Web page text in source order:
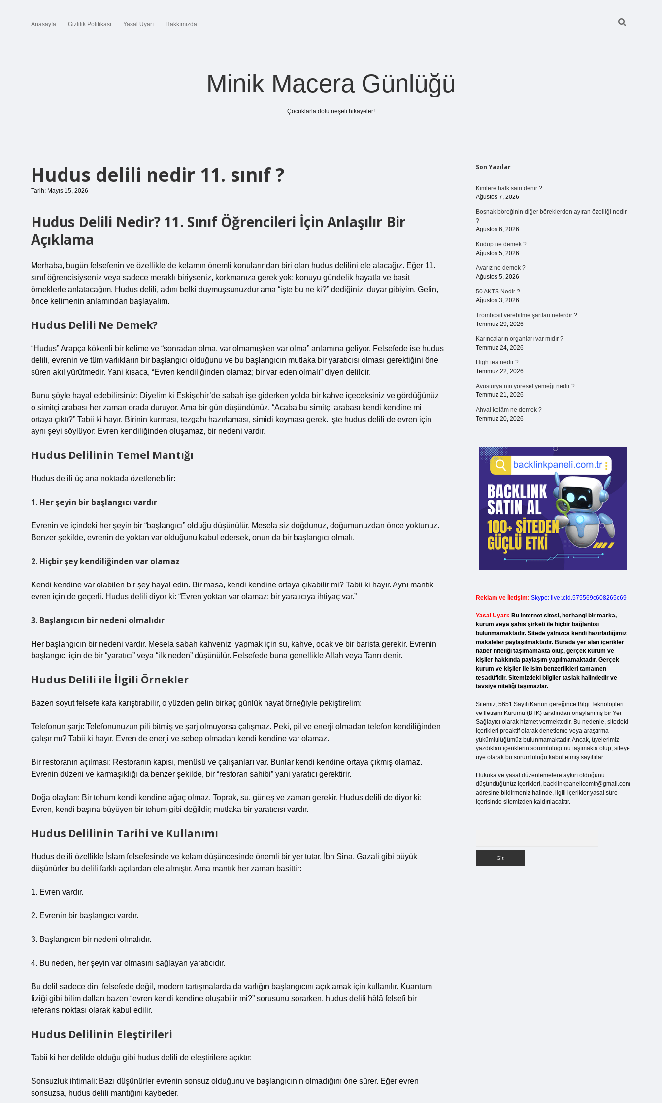
Anasayfa Gizlilik Politikası Yasal Uyarı Hakkımızda
Minik Macera Günlüğü
Çocuklarla dolu neşeli hikayeler!
Hudus delili nedir 11. sınıf ?
Tarih: Mayıs 15, 2026
Hudus Delili Nedir? 11. Sınıf Öğrencileri İçin Anlaşılır Bir
Açıklama
Merhaba, bugün felsefenin ve özellikle de kelamın önemli konularından biri olan hudus delilini ele alacağız. Eğer 11.
sınıf öğrencisiyseniz veya sadece meraklı biriyseniz, korkmanıza gerek yok; konuyu gündelik hayatla ve basit
örneklerle anlatacağım. Hudus delili, adını belki duymuşsunuzdur ama “işte bu ne ki?” dediğinizi duyar gibiyim. Gelin,
önce kelimenin anlamından başlayalım.
Hudus Delili Ne Demek?
“Hudus” Arapça kökenli bir kelime ve “sonradan olma, var olmamışken var olma” anlamına geliyor. Felsefede ise hudus
delili, evrenin ve tüm varlıkların bir başlangıcı olduğunu ve bu başlangıcın mutlaka bir yaratıcısı olması gerektiğini öne
süren akıl yürütmedir. Yani kısaca, “Evren kendiliğinden olamaz; bir var eden olmalı” diyen delildir.
Bunu şöyle hayal edebilirsiniz: Diyelim ki Eskişehir’de sabah işe giderken yolda bir kahve içeceksiniz ve gördüğünüz
o simitçi arabası her zaman orada duruyor. Ama bir gün düşündünüz, “Acaba bu simitçi arabası kendi kendine mi
ortaya çıktı?” Tabii ki hayır. Birinin kurması, tezgahı hazırlaması, simidi koyması gerek. İşte hudus delili de evren için
aynı şeyi söylüyor: Evren kendiliğinden oluşamaz, bir nedeni vardır.
Hudus Delilinin Temel Mantığı
Hudus delili üç ana noktada özetlenebilir:
1. Her şeyin bir başlangıcı vardır
Evrenin ve içindeki her şeyin bir “başlangıcı” olduğu düşünülür. Mesela siz doğdunuz, doğumunuzdan önce yoktunuz.
Benzer şekilde, evrenin de yoktan var olduğunu kabul edersek, onun da bir başlangıcı olmalı.
2. Hiçbir şey kendiliğinden var olamaz
Kendi kendine var olabilen bir şey hayal edin. Bir masa, kendi kendine ortaya çıkabilir mi? Tabii ki hayır. Aynı mantık
evren için de geçerli. Hudus delili diyor ki: “Evren yoktan var olamaz; bir yaratıcıya ihtiyaç var.”
3. Başlangıcın bir nedeni olmalıdır
Her başlangıcın bir nedeni vardır. Mesela sabah kahvenizi yapmak için su, kahve, ocak ve bir barista gerekir. Evrenin
başlangıcı için de bir “yaratıcı” veya “ilk neden” düşünülür. Felsefede buna genellikle Allah veya Tanrı denir.
Hudus Delili ile İlgili Örnekler
Bazen soyut felsefe kafa karıştırabilir, o yüzden gelin birkaç günlük hayat örneğiyle pekiştirelim:
Telefonun şarjı: Telefonunuzun pili bitmiş ve şarj olmuyorsa çalışmaz. Peki, pil ve enerji olmadan telefon kendiliğinden
çalışır mı? Tabii ki hayır. Evren de enerji ve sebep olmadan kendi kendine var olamaz.
Bir restoranın açılması: Restoranın kapısı, menüsü ve çalışanları var. Bunlar kendi kendine ortaya çıkmış olamaz.
Evrenin düzeni ve karmaşıklığı da benzer şekilde, bir “restoran sahibi” yani yaratıcı gerektirir.
Doğa olayları: Bir tohum kendi kendine ağaç olmaz. Toprak, su, güneş ve zaman gerekir. Hudus delili de diyor ki:
Evren, kendi başına büyüyen bir tohum gibi değildir; mutlaka bir yaratıcısı vardır.
Hudus Delilinin Tarihi ve Kullanımı
Hudus delili özellikle İslam felsefesinde ve kelam düşüncesinde önemli bir yer tutar. İbn Sina, Gazali gibi büyük
düşünürler bu delili farklı açılardan ele almıştır. Ama mantık her zaman basittir:
1. Evren vardır.
2. Evrenin bir başlangıcı vardır.
3. Başlangıcın bir nedeni olmalıdır.
4. Bu neden, her şeyin var olmasını sağlayan yaratıcıdır.
Bu delil sadece dini felsefede değil, modern tartışmalarda da varlığın başlangıcını açıklamak için kullanılır. Kuantum
fiziği gibi bilim dalları bazen “evren kendi kendine oluşabilir mi?” sorusunu sorarken, hudus delili hâlâ felsefi bir
referans noktası olarak kabul edilir.
Hudus Delilinin Eleştirileri
Tabii ki her delilde olduğu gibi hudus delili de eleştirilere açıktır:
Sonsuzluk ihtimali: Bazı düşünürler evrenin sonsuz olduğunu ve başlangıcının olmadığını öne sürer. Eğer evren
sonsuzsa, hudus delili mantığını kaybeder.
Sidebar
Son Yazılar
Kimlere halk sairi denir ?
Ağustos 7, 2026
Boşnak böreğinin diğer böreklerden ayıran özelliği nedir
?
Ağustos 6, 2026
Kudup ne demek ?
Ağustos 5, 2026
Avarız ne demek ?
Ağustos 5, 2026
50 AKTS Nedir ?
Ağustos 3, 2026
Trombosit verebilme şartları nelerdir ?
Temmuz 29, 2026
Karıncaların organları var mıdır ?
Temmuz 24, 2026
High tea nedir ?
Temmuz 22, 2026
Avusturya’nın yöresel yemeği nedir ?
Temmuz 21, 2026
Ahval kelâm ne demek ?
Temmuz 20, 2026
Reklam ve İletişim: Skype: live:.cid.575569c608265c69
Yasal Uyarı: Bu internet sitesi, herhangi bir marka,
kurum veya şahıs şirketi ile hiçbir bağlantısı
bulunmamaktadır. Sitede yalnızca kendi hazırladığımız
makaleler paylaşılmaktadır. Burada yer alan içerikler
haber niteliği taşımamakta olup, gerçek kurum ve
kişiler hakkında paylaşım yapılmamaktadır. Gerçek
kurum ve kişiler ile isim benzerlikleri tamamen
tesadüfidir. Sitemizdeki bilgiler taslak halindedir ve
tavsiye niteliği taşımazlar.
Sitemiz, 5651 Sayılı Kanun gereğince Bilgi Teknolojileri
ve İletişim Kurumu (BTK) tarafından onaylanmış bir Yer
Sağlayıcı olarak hizmet vermektedir. Bu nedenle, sitedeki
içerikleri proaktif olarak denetleme veya araştırma
yükümlülüğümüz bulunmamaktadır. Ancak, üyelerimiz
yazdıkları içeriklerin sorumluluğunu taşımakta olup, siteye
üye olarak bu sorumluluğu kabul etmiş sayılırlar.
Hukuka ve yasal düzenlemelere aykırı olduğunu
düşündüğünüz içerikleri, backlinkpanelicomtr@gmail.com
adresine bildirmeniz halinde, ilgili içerikler yasal süre
içerisinde sitemizden kaldırılacaktır.